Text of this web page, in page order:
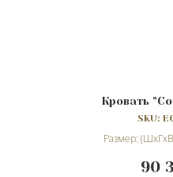
Кровать
SKU:
Размер:
90